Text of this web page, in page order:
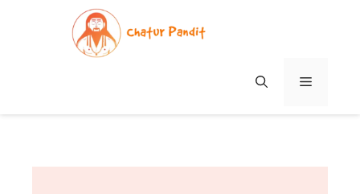
MENU